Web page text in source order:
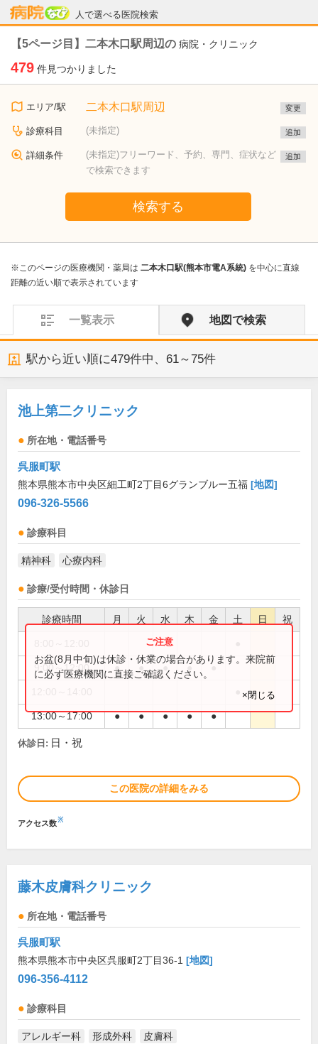
人で選べる医院検索
病院なび
【5ページ目】二本木口駅周辺の 病院・クリニック
479 件見つかりました
エリア/駅 二本木口駅周辺 変更
診療科目 (未指定) 追加
詳細条件
(未指定)フリーワード、予約、専門、症状など
で検索できます
追加
検索する
※このページの医療機関・薬局は 二本木口駅(熊本市電A系統) を中心に直線
距離の近い順で表示されています
一覧表示 地図で検索
駅から近い順に479件中、 61～75件
池上第二クリニック
所在地・電話番号
呉服町駅
熊本県熊本市中央区細工町2丁目6グランブルー五福 [地図]
096-326-5566
診療科目
精神科 心療内科
診療/受付時間・休診日
診療時間 月 火 水 木 金 土 日 祝
9:00～12:00 ● ● ● ● ●
13:00～17:00 ● ● ● ● ●
お盆(8月中旬)は休診・休業の場合があります。来院前
に必ず医療機関に直接ご確認ください。
×閉じる
休診日: 日・祝
この医院の詳細をみる
アクセス数※
藤木皮膚科クリニック
所在地・電話番号
呉服町駅
熊本県熊本市中央区呉服町2丁目36-1 [地図]
096-356-4112
診療科目
アレルギー科 形成外科 皮膚科